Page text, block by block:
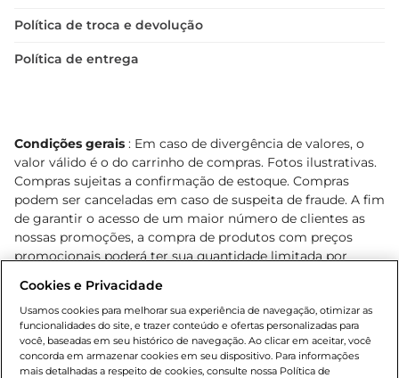
Política de troca e devolução
Política de entrega
Condições gerais : Em caso de divergência de valores, o
valor válido é o do carrinho de compras. Fotos ilustrativas.
Compras sujeitas a confirmação de estoque. Compras
podem ser canceladas em caso de suspeita de fraude. A fim
de garantir o acesso de um maior número de clientes as
nossas promoções, a compra de produtos com preços
promocionais poderá ter sua quantidade limitada por
o e-commerce e válidos durante o dia de hoje, podendo
sofrer alterações sem prévia notificação. Proibida a venda
de bebidas alcoólicas para menores de 18 anos, conforme
Lei n.º 8069/90, art. 81, inciso II (Estatuto da Criança e do
Adolescente). Preços e condições exclusivos para o
Cookies e Privacidade
Usamos cookies para melhorar sua experiência de navegação, otimizar as
funcionalidades do site, e trazer conteúdo e ofertas personalizadas para
você, baseadas em seu histórico de navegação. Ao clicar em aceitar, você
concorda em armazenar cookies em seu dispositivo. Para informações
mais detalhadas a respeito de cookies, consulte nossa Política de